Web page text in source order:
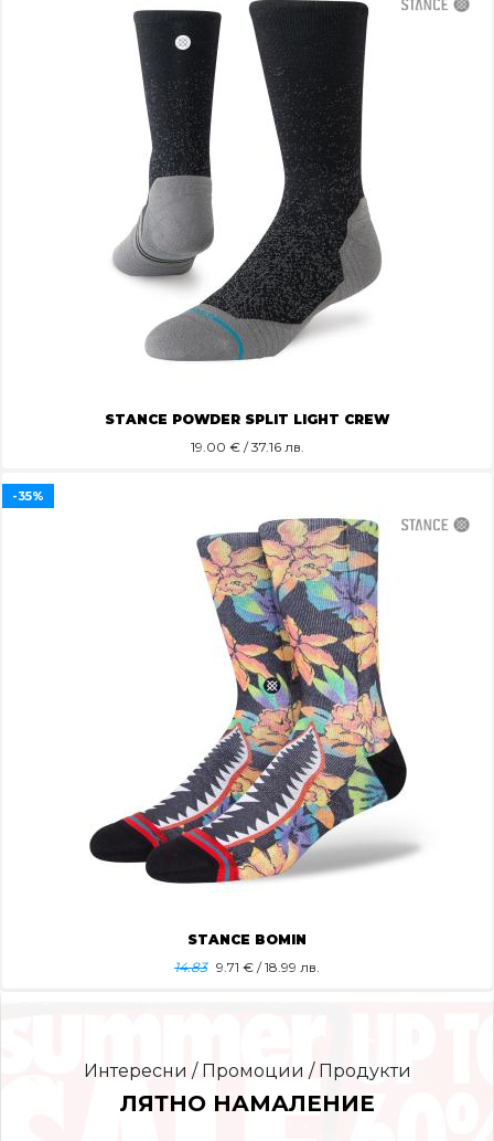
STANCE POWDER SPLIT LIGHT CREW
19.00 € / 37.16 лв.
STANCE BOMIN
14.83 9.71 € / 18.99 лв.
-35%
Интересни / Промоции / Продукти
ЛЯТНО НАМАЛЕНИЕ